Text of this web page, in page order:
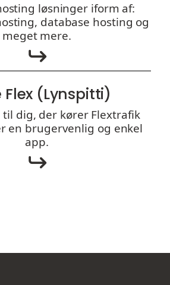
løsninger iform af:
database hosting og
meget mere.
Flex (Lynspitti)
til dig, der kører Flextrafik
en brugervenlig og enkel
app.